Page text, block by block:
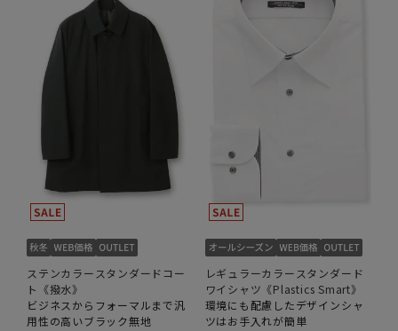
ステンカラースタンダードコー
ト《撥水》
ビジネスからフォーマルまで汎
用性の高いブラック無地
レギュラーカラースタンダード
ワイシャツ《Plastics Smart》
環境にも配慮したデザインシャ
ツはお手入れが簡単